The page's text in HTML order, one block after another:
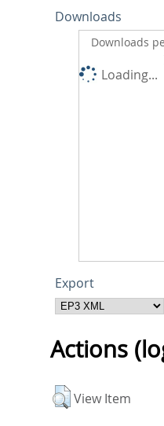
Downloads
Downloads
Loading...
Export
Actions
View Item